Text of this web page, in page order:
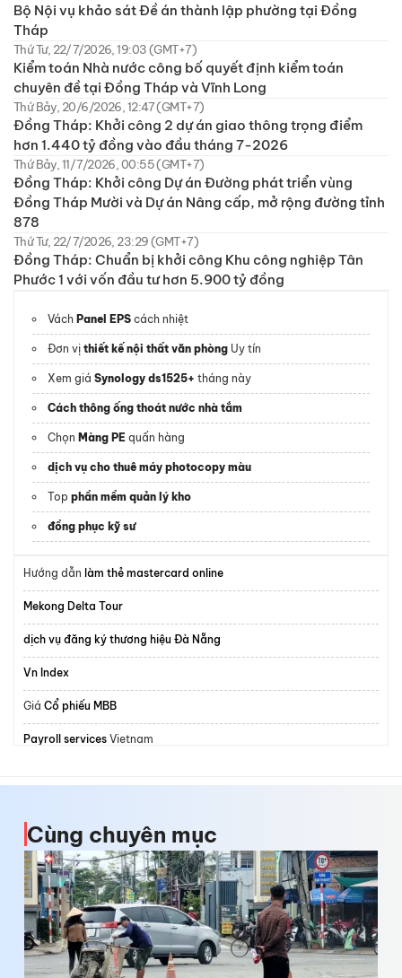
Bộ Nội vụ khảo sát Đề án thành lập phường tại Đồng
Tháp
Thứ Tư, 22/7/2026, 19:03 (GMT+7)
Kiểm toán Nhà nước công bố quyết định kiểm toán
chuyên đề tại Đồng Tháp và Vĩnh Long
Thứ Bảy, 20/6/2026, 12:47 (GMT+7)
Đồng Tháp: Khởi công 2 dự án giao thông trọng điểm
hơn 1.440 tỷ đồng vào đầu tháng 7-2026
Thứ Bảy, 11/7/2026, 00:55 (GMT+7)
Đồng Tháp: Khởi công Dự án Đường phát triển vùng
Đồng Tháp Mười và Dự án Nâng cấp, mở rộng đường tỉnh
878
Thứ Tư, 22/7/2026, 23:29 (GMT+7)
Đồng Tháp: Chuẩn bị khởi công Khu công nghiệp Tân
Phước 1 với vốn đầu tư hơn 5.900 tỷ đồng
Vách Panel EPS cách nhiệt
Đơn vị thiết kế nội thất văn phòng Uy tín
Xem giá Synology ds1525+ tháng này
Cách thông ống thoát nước nhà tắm
Chọn Màng PE quấn hàng
dịch vụ cho thuê máy photocopy màu
Top phần mềm quản lý kho
đồng phục kỹ sư
Hướng dẫn làm thẻ mastercard online
Mekong Delta Tour
dịch vụ đăng ký thương hiệu Đà Nẵng
Vn Index
Giá Cổ phiếu MBB
Payroll services Vietnam
Thành lập công ty tnhh 2 thành viên
Affordableagency ad account rental GDTservices
Cùng chuyên mục